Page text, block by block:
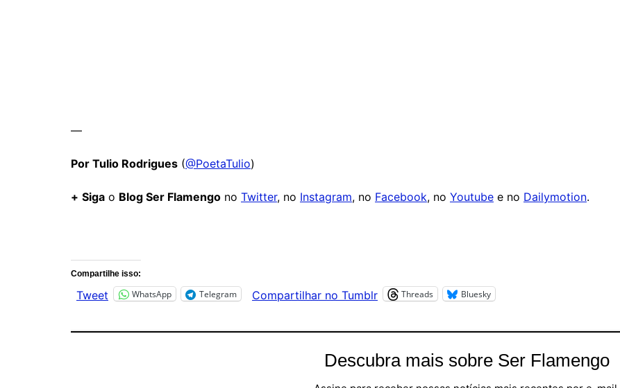
—
Por Tulio Rodrigues (@PoetaTulio)
+ Siga o Blog Ser Flamengo no Twitter, no Instagram, no Facebook, no Youtube e no Dailymotion.
Compartilhe isso:
Tweet WhatsApp Telegram Compartilhar no Tumblr Threads Bluesky
Descubra mais sobre Ser Flamengo